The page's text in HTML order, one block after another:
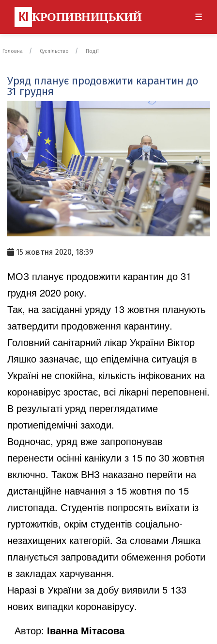
КІ КРОПИВНИЦЬКИЙ ☰
Головна Суспільство Події
Уряд планує продовжити карантин до
31 грудня
15 жовтня 2020, 18:39
МОЗ планує продовжити карантин до 31
грудня 2020 року.
Так, на засіданні уряду 13 жовтня планують
затвердити продовження карантину.
Головний санітарний лікар України Віктор
Ляшко зазначає, що епідемічна ситуація в
Україні не спокійна, кількість інфікованих на
коронавірус зростає, всі лікарні переповнені.
В результаті уряд переглядатиме
протиепідемічні заходи.
Водночас, уряд вже запропонував
перенести осінні канікули з 15 по 30 жовтня
включно. Також ВНЗ наказано перейти на
дистанційне навчання з 15 жовтня по 15
листопада. Студентів попросять виїхати із
гуртожитків, окрім студентів соціально-
незахищених категорій. За словами Ляшка
планується запровадити обмеження роботи
в закладах харчування.
Наразі в України за добу виявили 5 133
нових випадки коронавірусу.
Автор: Іванна Мітасова